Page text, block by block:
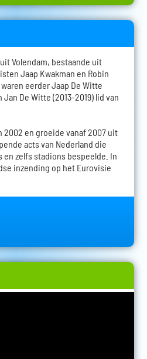
Volendam, bestaande uit
Jaap Kwakman en Robin
eerder Jaap De Witte
De Witte (2013-2019) lid van
2002 en groeide vanaf 2007 uit
acts van Nederland die
zelfs stadions bespeelde. In
inzending op het Eurovisie